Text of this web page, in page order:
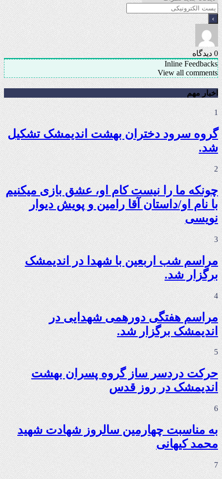
0دیدگاه
Inline Feedbacks
View all comments
اخبار مهم
1
گروه سرود دختران بهشت اندیمشک تشکیل
شد.
2
چونکه ما را نیست کام او، عشق بازی میکنیم
با نام او/داستان آقا رامین و پویش دیوار
نویسی
3
مراسم شب اربعین با شهدا در اندیمشک
برگزار شد.
4
مراسم هفتگی دورهمی شهدایی در
اندیمشک برگزار شد.
5
حرکت دردسر ساز گروه پسران بهشت
اندیمشک در روز قدس
6
به مناسبت چهارمین سالروز شهادت شهید
محمد کیهانی
7